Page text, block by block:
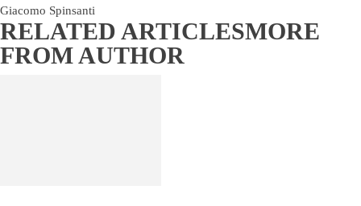
Giacomo Spinsanti
RELATED ARTICLESMORE
FROM AUTHOR